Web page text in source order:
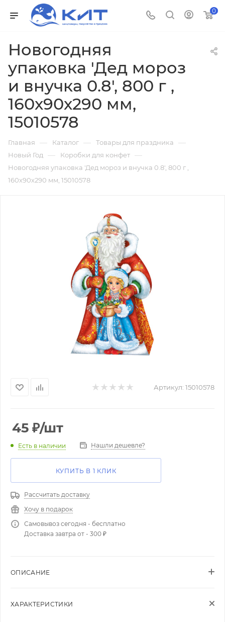
0
Новогодняя
упаковка 'Дед мороз
и внучка 0.8', 800 г ,
160х90х290 мм,
15010578
Главная — Каталог — Товары для праздника —
Новый Год — Коробки для конфет —
Новогодняя упаковка 'Дед мороз и внучка 0.8', 800 г ,
160х90х290 мм, 15010578
Артикул: 15010578
45 ₽/шт
Есть в наличии Нашли дешевле?
КУПИТЬ В 1 КЛИК
Рассчитать доставку
Хочу в подарок
Самовывоз сегодня - бесплатно
Доставка завтра от - 300 ₽
ОПИСАНИЕ
ХАРАКТЕРИСТИКИ